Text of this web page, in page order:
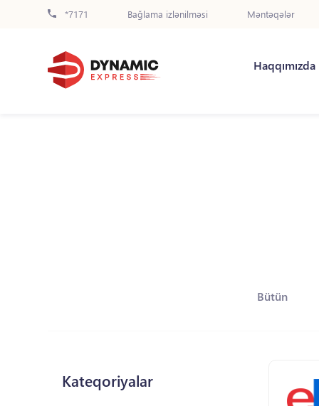
*7171 Bağlama izlənilməsi Məntəqələr
Haqqımızda
Bütün
Kateqoriyalar